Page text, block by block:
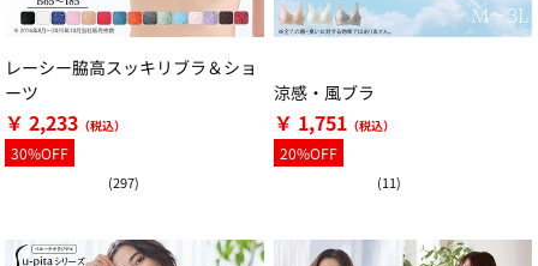
レーシー脇高スッキリブラ＆ショ
ーツ
￥ 2,233
30%OFF
(297)
涼感・風ブラ
￥ 1,751
20%OFF
(11)